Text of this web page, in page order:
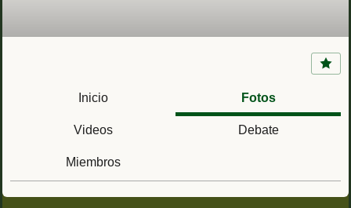
La Armada en el Protectorado Español de
Marruecos (1909-1956)
Inicio Fotos
Videos Debate
Miembros